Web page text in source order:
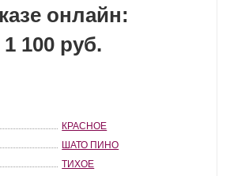
онлайн:
1 100 руб.
КРАСНОЕ
ШАТО ПИНО
ТИХОЕ